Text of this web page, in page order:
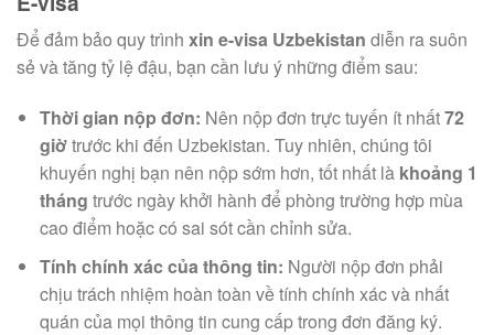
Để đảm bảo quy trình xin e-visa Uzbekistan diễn ra suôn
sẻ và tăng tỷ lệ đậu, bạn cần lưu ý những điểm sau:
Thời gian nộp đơn: Nên nộp đơn trực tuyến ít nhất72
giờtrước khi đến Uzbekistan. Tuy nhiên, chúng tôi
khuyến nghị bạn nên nộp sớm hơn, tốt nhất là khoảng 1
tháng trước ngày khởi hành để phòng trường hợp mùa
cao điểm hoặc có sai sót cần chỉnh sửa.
Tính chính xác của thông tin: Người nộp đơn phải
chịu trách nhiệm hoàn toàn về tính chính xác và nhất
quán của mọi thông tin cung cấp trong đơn đăng ký.